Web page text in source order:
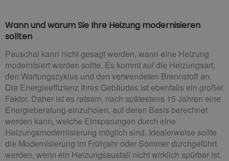
Wann und warum Sie Ihre Heizung modernisieren
sollten
Pauschal kann nicht gesagt werden, wann eine Heizung
modernisiert werden sollte. Es kommt auf die Heizungsart,
den Wartungszyklus und den verwendeten Brennstoff an.
Die Energieeffizienz Ihres Gebäudes ist ebenfalls ein großer
Faktor. Daher ist es ratsam, nach spätestens 15 Jahren eine
Energieberatung einzuholen, auf deren Basis berechnet
werden kann, welche Einsparungen durch eine
Heizungsmodernisierung möglich sind. Idealerweise sollte
die Modernisierung im Frühjahr oder Sommer durchgeführt
werden, wenn ein Heizungsausfall nicht wirklich spürbar ist.